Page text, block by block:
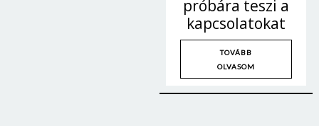
próbára teszi a
kapcsolatokat
TOVÁBB
OLVASOM
Bejelentkezés